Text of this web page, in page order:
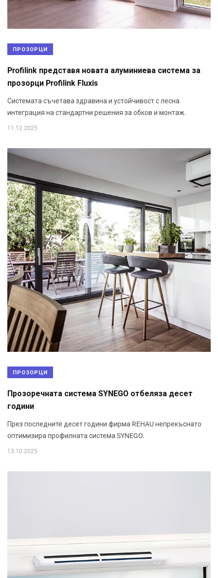
ПРОЗОРЦИ
Profilink представя новата алуминиева система за
прозорци Profilink Fluxis
Системата съчетава здравина и устойчивост с лесна
интеграция на стандартни решения за обков и монтаж.
11.12.2025
ПРОЗОРЦИ
Прозоречната система SYNEGO отбеляза десет
години
През последните десет години фирма REHAU непрекъснато
оптимизира профилната система SYNEGO.
13.10.2025